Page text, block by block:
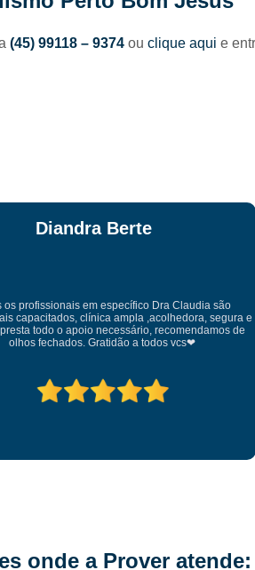
(45) 99118 – 9374 ou clique aqui e
Luiz Felipe
humanizado projeto terapêutico excelente
na área da dependência química ótimo lugar
onde a Prover atende: